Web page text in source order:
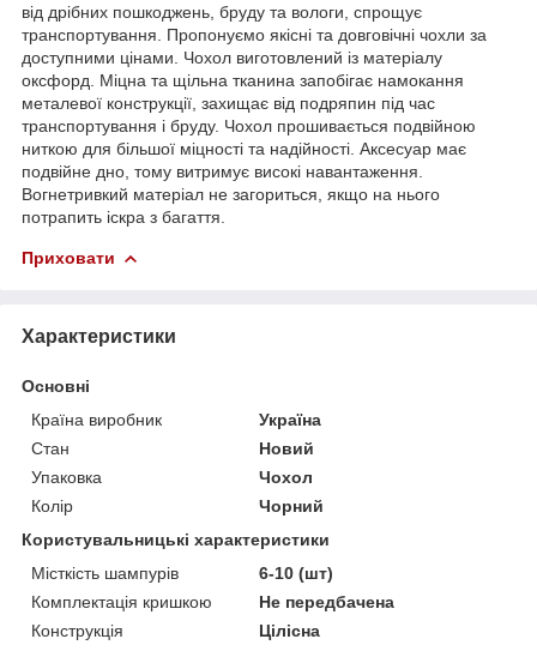
від дрібних пошкоджень, бруду та вологи, спрощує
транспортування. Пропонуємо якісні та довговічні чохли за
доступними цінами. Чохол виготовлений із матеріалу
оксфорд. Міцна та щільна тканина запобігає намокання
металевої конструкції, захищає від подряпин під час
транспортування і бруду. Чохол прошивається подвійною
ниткою для більшої міцності та надійності. Аксесуар має
подвійне дно, тому витримує високі навантаження.
Вогнетривкий матеріал не загориться, якщо на нього
потрапить іскра з багаття.
Приховати
Характеристики
Основні
Країна виробник
Україна
Стан
Новий
Упаковка
Чохол
Колір
Чорний
Користувальницькі характеристики
Місткість шампурів
6-10 (шт)
Комплектація кришкою
Не передбачена
Конструкція
Цілісна